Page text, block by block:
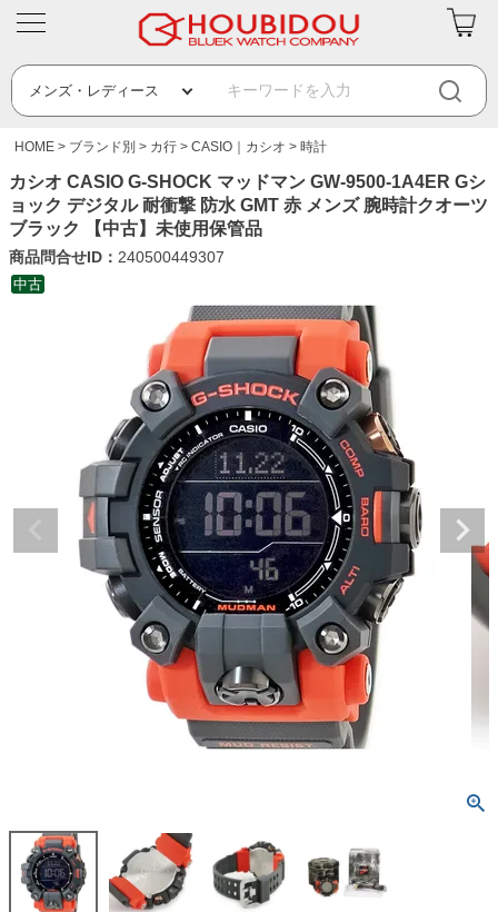
HOME ブランド別 カ行 CASIO｜カシオ 時計
カシオ CASIO G-SHOCK マッドマン GW-9500-1A4ER Gシ
ョック デジタル 耐衝撃 防水 GMT 赤 メンズ 腕時計クオーツ
ブラック 【中古】未使用保管品
商品問合せID： 240500449307
中古